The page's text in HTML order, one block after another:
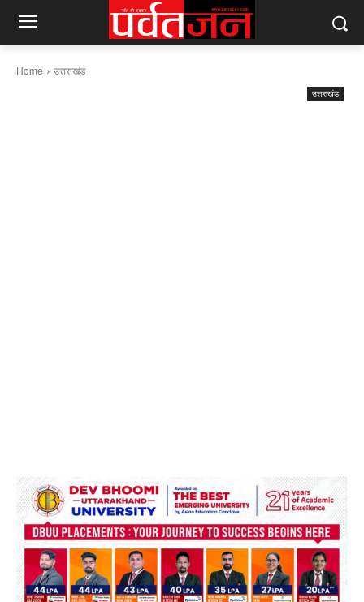
Home उत्तराखंड
उत्तराखंड